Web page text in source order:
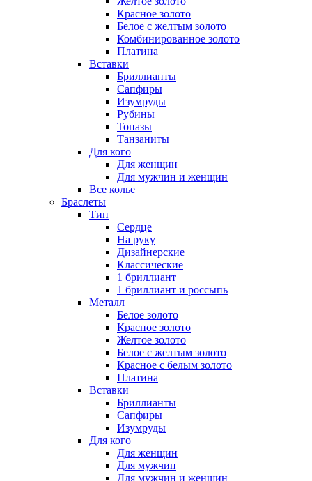
Красное золото
Белое с желтым золото
Комбинированное золото
Платина
Вставки
Бриллианты
Сапфиры
Изумруды
Рубины
Топазы
Танзаниты
Для кого
Для женщин
Для мужчин и женщин
Все колье
Браслеты
Тип
Сердце
На руку
Дизайнерские
Классические
1 бриллиант
1 бриллиант и россыпь
Металл
Белое золото
Красное золото
Желтое золото
Белое с желтым золото
Красное с белым золото
Платина
Вставки
Бриллианты
Сапфиры
Изумруды
Для кого
Для женщин
Для мужчин
Для мужчин и женщин